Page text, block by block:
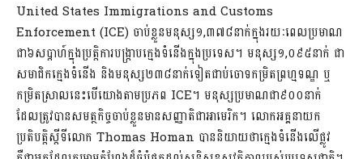
United States Immigrations and Customs
Enforcement (ICE) ចាប់ខ្លួនមនុស្ស១,៣៧៨នាក់ក្នុងរយៈពេលប្រមាណ
ជា៦សប្តាហ៍ក្នុងប្រត្តិការបង្រ្កាបក្មេងទំនើងក្នុងប្រទេស។ មនុស្ស១,០៩៥នាក់ ជា
សមាជិកក្មេងទំនើង និងមនុស្ស២៣៨នាក់ទៀតជាប់ចោទកម្រិតព្រហ្មទណ្ឌ ឬ
កម្រិតស្រាលនេះបើយោងតាមប្រភព ICE។ មនុស្សប្រមាណជា៩០០នាក់
ដែលត្រូវបានសមត្ថកិច្ចចាប់ខ្លួនមានសញ្ញាតិជាអាមេរិក។ លោកអគ្គនាយក
ប្រតិបត្តិស្តីទីលោក Thomas Homan បាននិយាយថាក្មេងទំនើងលើផ្លូវ